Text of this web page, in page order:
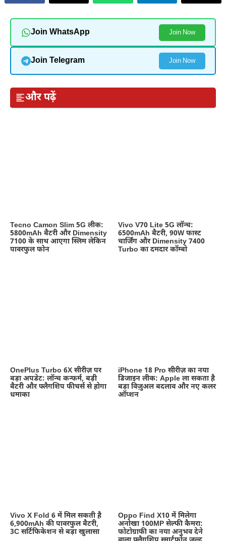
Join WhatsApp Join Now
Join Telegram Join Now
और पढ़ें
Tecno Camon Slim 5G लीक:
5800mAh बैटरी और Dimensity
7100 के साथ आएगा स्लिम लेकिन
पावरफुल फोन
Vivo V70 Lite 5G लॉन्च:
6500mAh बैटरी, 90W फास्ट
चार्जिंग और Dimensity 7400
Turbo का दमदार कॉम्बो
OnePlus Turbo 6X सीरीज़ पर
बड़ा अपडेट: लॉन्च कन्फर्म, बड़ी
बैटरी और फ्लैगशिप फीचर्स से होगा
धमाका
iPhone 18 Pro सीरीज़ का नया
डिजाइन लीक: Apple ला सकता है
बड़ा विज़ुअल बदलाव और नए कलर
ऑप्शन
Vivo X Fold 6 में मिल सकती है
6,900mAh की पावरफुल बैटरी,
3C सर्टिफिकेशन से बड़ा खुलासा
Oppo Find X10 में मिलेगा
अनोखा 100MP सेल्फी कैमरा:
फोटोग्राफी का नया अनुभव देने